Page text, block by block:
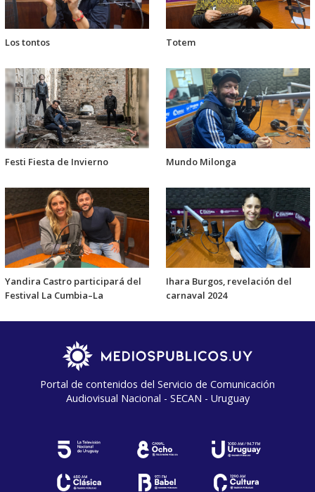
Los tontos Totem
Festi Fiesta de Invierno Mundo Milonga
Yandira Castro participará del
Festival La Cumbia–La
Ihara Burgos, revelación del
carnaval 2024
Portal de contenidos del Servicio de Comunicación
Audiovisual Nacional - SECAN - Uruguay